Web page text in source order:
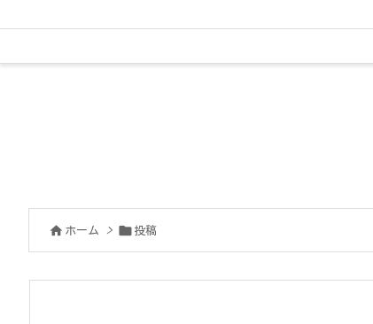
 ホーム >  投稿